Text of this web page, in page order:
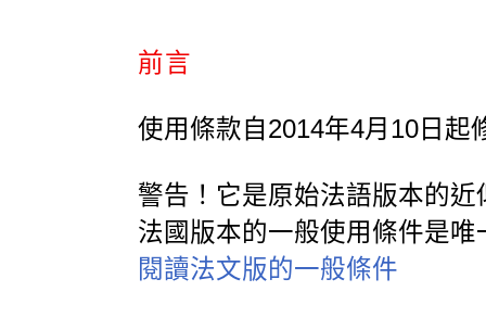
前言
使用條款自2014年4月10日起
警告！它是原始法語版本的近
法國版本的一般使用條件是
閱讀法文版的一般條件